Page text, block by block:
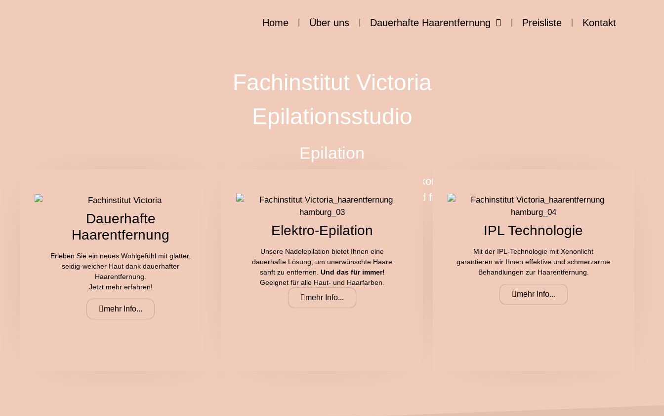
Home Über uns Dauerhafte Haarentfernung Preisliste Kontakt
Fachinstitut Victoria
Epilationsstudio
Epilation
Das Fachinstitut Victoria heißt Sie herzlich willkommen!
Wir verwöhnen Sie gerne mit unserer über 30-jährigen Erfahrung und freuen uns auf Ihren Besuch.
Dauerhafte
Haarentfernung
Erleben Sie ein neues Wohlgefühl mit glatter,
seidig-weicher Haut dank dauerhafter
Haarentfernung.
Jetzt mehr erfahren!
mehr Info...
Elektro-Epilation
Unsere Nadelepilation bietet Ihnen eine
dauerhafte Lösung, um unerwünschte Haare
sanft zu entfernen. Und das für immer!
Geeignet für alle Haut- und Haarfarben.
mehr Info...
IPL Technologie
Mit der IPL-Technologie mit Xenonlicht
garantieren wir Ihnen effektive und schmerzarme
Behandlungen zur Haarentfernung.
mehr Info...